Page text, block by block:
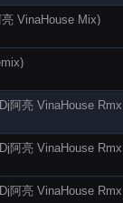
亮 VinaHouse Mix)
阿亮 VinaHouse
阿亮 VinaHouse
阿亮 VinaHouse